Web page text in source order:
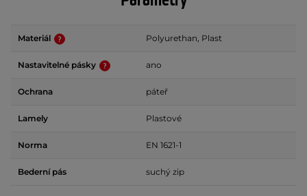
Materiál Polyurethan, Plast
Nastavitelné pásky ano
Ochrana páteř
Lamely Plastové
Norma EN 1621-1
Bederní pás suchý zip